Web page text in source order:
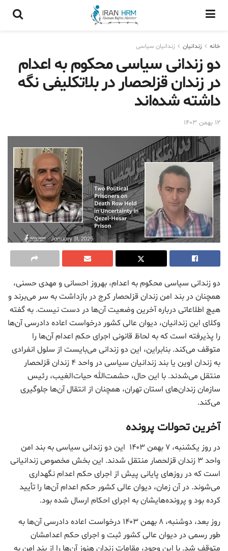
خانه زندانيان زندانیان سیاسی
دو زندانی سیاسی محکوم به اعدام
در زندان قزلحصار در بلاتکلیفی نگه
داشته شده‌اند
۱۲ بهمن ۱۴۰۳
دو زندانی سیاسی محکوم به اعدام، بهروز احسانی و مهدی حسنی،
همچنان در بند امن زندان قزلحصار کرج در بازداشت به سر می‌برند و
هیچ اطلاعاتی درباره آخرین وضعیت آن‌ها در دست نیست. به گفته
وکلای این زندانیان، دیوان عالی کشور درخواست اعاده دادرسی آن‌ها
را پذیرفته است که به لحاظ قانونی اجرای حکم اعدام آن‌ها را
متوقف می‌کند. بنابراین، این دو زندانی می‌بایست از سلول انفرادی
به زندان اوین یا بند زندانیان سیاسی در واحد ۴ زندان قزلحصار
منتقل می‌شدند. با این حال، حشمت‌الله حیات‌الغیب، رئیس
سازمان زندان‌های استان تهران، همچنان از انتقال آن‌ها جلوگیری
می‌کند.
آخرین تحولات پرونده
در روز یکشنبه، ۷ بهمن ۱۴۰۳ این دو زندانی سیاسی به بند امن
واحد ۳ زندان قزلحصار منتقل شدند. این بخش مخصوص زندانیانی
است که در روزهای پایانی پیش از اجرای حکم اعدام نگهداری
می‌شوند. در آن زمان، دیوان عالی کشور حکم اعدام آن‌ها را تأیید
کرده بود و پرونده‌هایشان به اجرای احکام ارسال شده بود.
روز بعد، دوشنبه، ۸ بهمن ۱۴۰۳ درخواست اعاده دادرسی آن‌ها به
طور رسمی در دیوان عالی کشور ثبت و اجرای حکم اعدامشان
متوقف شد. با این وجود، مقامات زندان هنوز آن‌ها را از بند امن به